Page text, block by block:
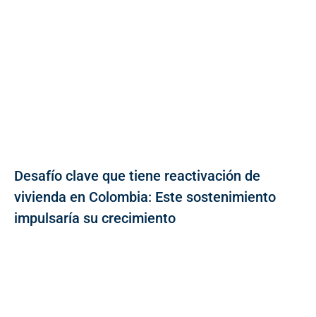
Desafío clave que tiene reactivación de
vivienda en Colombia: Este sostenimiento
impulsaría su crecimiento